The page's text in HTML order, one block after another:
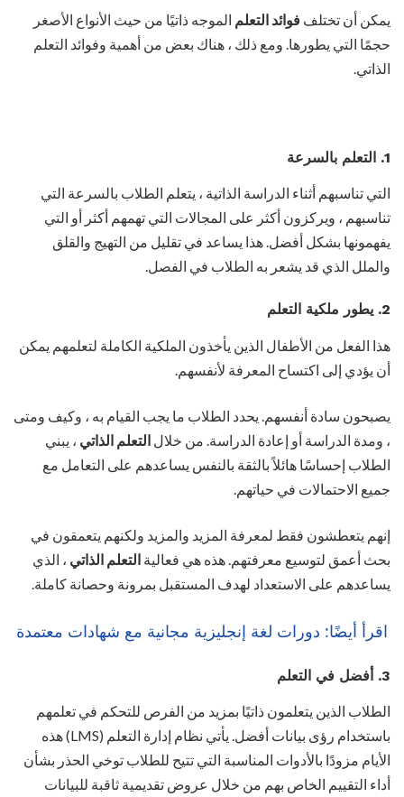
يمكن أن تختلف فوائد التعلم الموجه ذاتيًا من حيث الأنواع الأصغر
حجمًا التي يطورها. ومع ذلك ، هناك بعض من أهمية وفوائد التعلم
الذاتي.
1. التعلم بالسرعة
التي تناسبهم أثناء الدراسة الذاتية ، يتعلم الطلاب بالسرعة التي
تناسبهم ، ويركزون أكثر على المجالات التي تهمهم أكثر أو التي
يفهمونها بشكل أفضل. هذا يساعد في تقليل من التهيج والقلق
والملل الذي قد يشعر به الطلاب في الفصل.
2. يطور ملكية التعلم
هذا الفعل من الأطفال الذين يأخذون الملكية الكاملة لتعلمهم يمكن
أن يؤدي إلى اكتساح المعرفة لأنفسهم.
يصبحون سادة أنفسهم. يحدد الطلاب ما يجب القيام به ، وكيف ومتى
، ومدة الدراسة أو إعادة الدراسة. من خلال التعلم الذاتي ، يبني
الطلاب إحساسًا هائلاً بالثقة بالنفس يساعدهم على التعامل مع
جميع الاحتمالات في حياتهم.
إنهم يتعطشون فقط لمعرفة المزيد والمزيد ولكنهم يتعمقون في
بحث أعمق لتوسيع معرفتهم. هذه هي فعالية التعلم الذاتي ، الذي
يساعدهم على الاستعداد لهدف المستقبل بمرونة وحصانة كاملة.
اقرأ أيضًا: دورات لغة إنجليزية مجانية مع شهادات معتمدة
3. أفضل في التعلم
الطلاب الذين يتعلمون ذاتيًا بمزيد من الفرص للتحكم في تعلمهم
باستخدام رؤى بيانات أفضل. يأتي نظام إدارة التعلم (LMS) هذه
الأيام مزودًا بالأدوات المناسبة التي تتيح للطلاب توخي الحذر بشأن
أداء التقييم الخاص بهم من خلال عروض تقديمية ثاقبة للبيانات